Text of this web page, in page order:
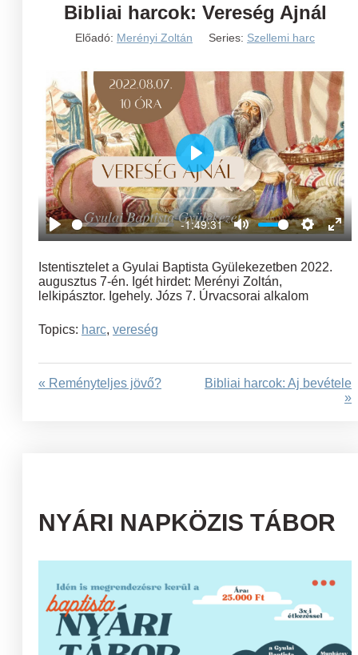
Bibliai harcok: Vereség Ajnál
Előadó: Merényi Zoltán Series: Szellemi harc
Play
-1:49:31
Mute Settings
Play
Istentisztelet a Gyulai Baptista Gyülekezetben 2022.
augusztus 7-én. Igét hirdet: Merényi Zoltán,
lelkipásztor. Igehely. Józs 7. Úrvacsorai alkalom
Topics: harc, vereség
« Reményteljes jövő?
Bibliai harcok: Aj bevétele
»
NYÁRI NAPKÖZIS TÁBOR